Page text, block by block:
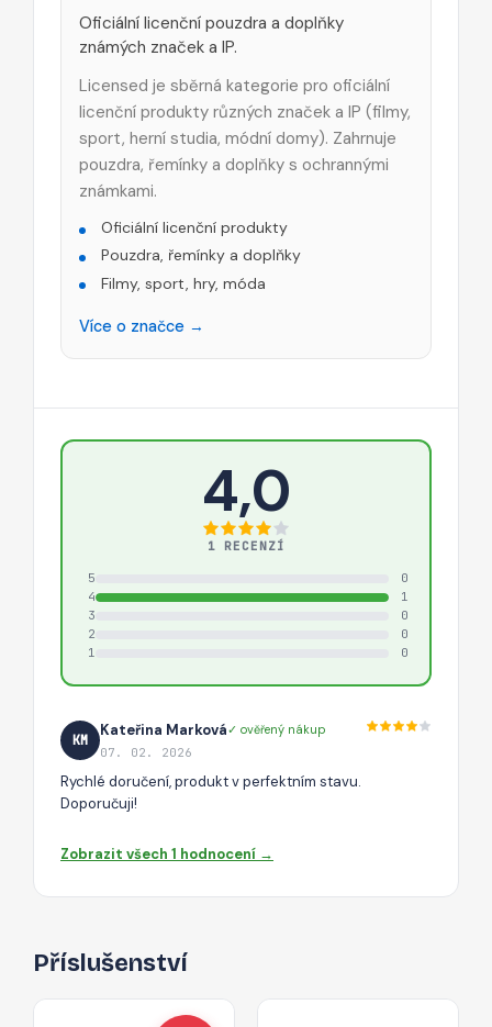
Oficiální licenční pouzdra a doplňky
známých značek a IP.
Licensed je sběrná kategorie pro oficiální
licenční produkty různých značek a IP (filmy,
sport, herní studia, módní domy). Zahrnuje
pouzdra, řemínky a doplňky s ochrannými
známkami.
Oficiální licenční produkty
Pouzdra, řemínky a doplňky
Filmy, sport, hry, móda
Více o značce →
4,0
1 RECENZÍ
5
0
4
1
3
0
2
0
1
0
KM
Kateřina Marková✓ ověřený nákup
07. 02. 2026
Rychlé doručení, produkt v perfektním stavu.
Doporučuji!
Zobrazit všech 1 hodnocení →
Příslušenství